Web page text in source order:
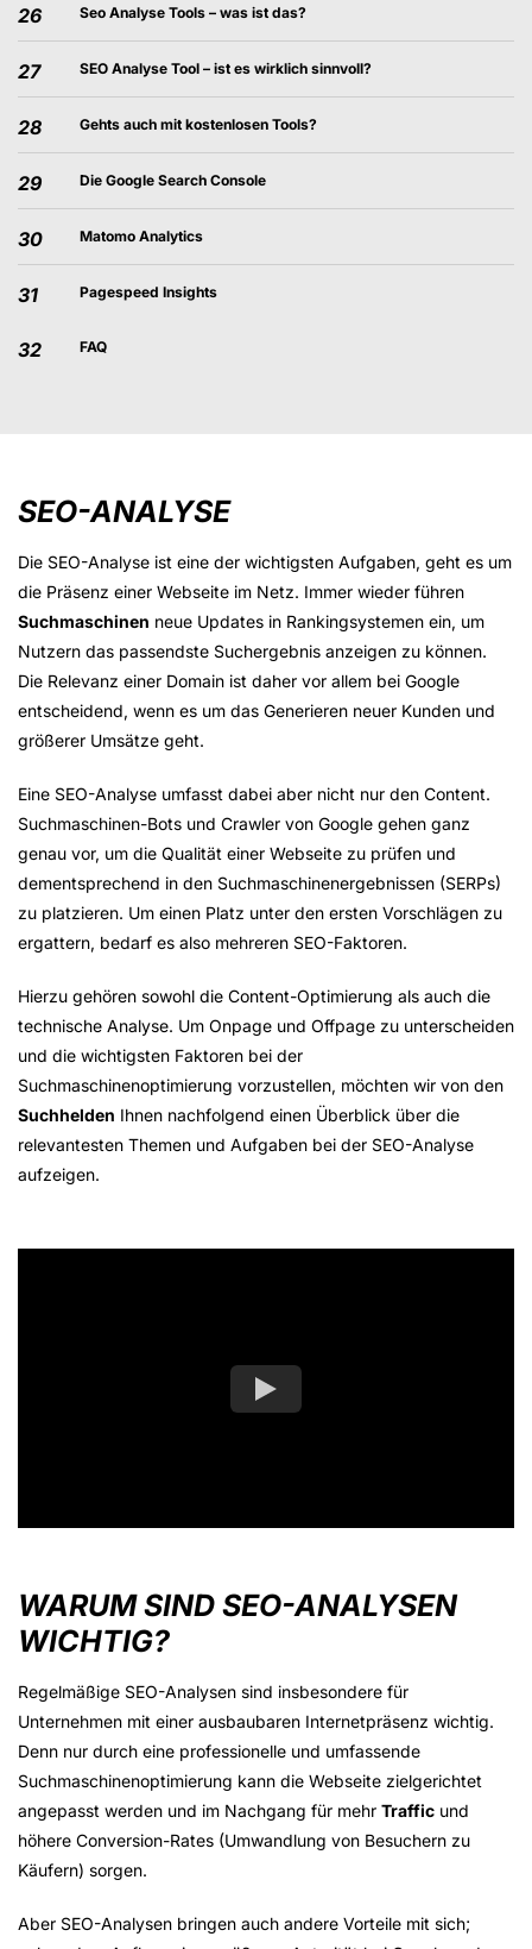
26 Seo Analyse Tools – was ist das?
27 SEO Analyse Tool – ist es wirklich sinnvoll?
28 Gehts auch mit kostenlosen Tools?
29 Die Google Search Console
30 Matomo Analytics
31 Pagespeed Insights
32 FAQ
SEO-ANALYSE
Die SEO-Analyse ist eine der wichtigsten Aufgaben, geht es um
die Präsenz einer Webseite im Netz. Immer wieder führen
Suchmaschinen neue Updates in Rankingsystemen ein, um
Nutzern das passendste Suchergebnis anzeigen zu können.
Die Relevanz einer Domain ist daher vor allem bei Google
entscheidend, wenn es um das Generieren neuer Kunden und
größerer Umsätze geht.
Eine SEO-Analyse umfasst dabei aber nicht nur den Content.
Suchmaschinen-Bots und Crawler von Google gehen ganz
genau vor, um die Qualität einer Webseite zu prüfen und
dementsprechend in den Suchmaschinenergebnissen (SERPs)
zu platzieren. Um einen Platz unter den ersten Vorschlägen zu
ergattern, bedarf es also mehreren SEO-Faktoren.
Hierzu gehören sowohl die Content-Optimierung als auch die
technische Analyse. Um Onpage und Offpage zu unterscheiden
und die wichtigsten Faktoren bei der
Suchmaschinenoptimierung vorzustellen, möchten wir von den
Suchhelden Ihnen nachfolgend einen Überblick über die
relevantesten Themen und Aufgaben bei der SEO-Analyse
aufzeigen.
WARUM SIND SEO-ANALYSEN
WICHTIG?
Regelmäßige SEO-Analysen sind insbesondere für
Unternehmen mit einer ausbaubaren Internetpräsenz wichtig.
Denn nur durch eine professionelle und umfassende
Suchmaschinenoptimierung kann die Webseite zielgerichtet
angepasst werden und im Nachgang für mehr Traffic und
höhere Conversion-Rates (Umwandlung von Besuchern zu
Käufern) sorgen.
Aber SEO-Analysen bringen auch andere Vorteile mit sich;